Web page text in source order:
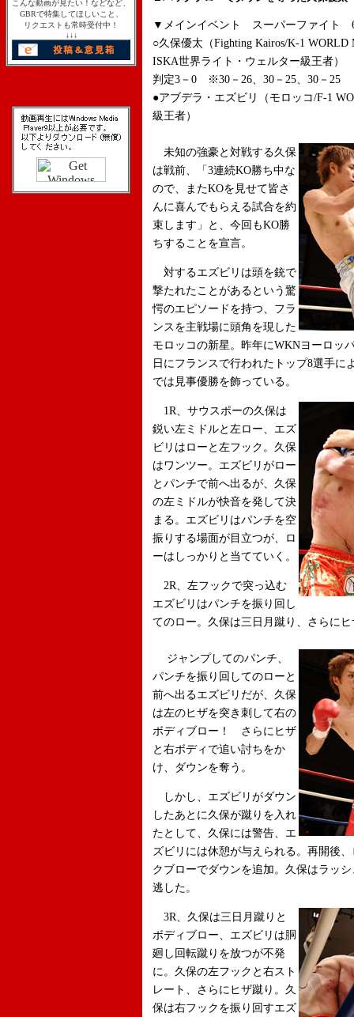
こんな動画が見たい！などなど、
GBRで特集してほしいこと、
リクエストも常時受付中！
↓↓↓
▼メインイベント スーパーファイト
○久保優太（Fighting Kairos/K-1 WORLD
ISKA世界ライト・ウェルター級王者）
判定3－0 ※30－26、30－25、30－25
●アブデラ・エズビリ（モロッコ/F-1
級王者）
未知の強豪と対戦する久保
は戦前、「3連続KO勝ち中な
ので、またKOを見せて皆さ
んに喜んでもらえる試合を約
束します」と、今回もKO勝
ちすることを宣言。
対するエズビリは頭を銃で
撃たれたことがあるという驚
愕のエピソードを持つ、フラ
ンスを主戦場に頭角を現した
モロッコの新星。昨年にWKNヨーロッ
日にフランスで行われたトップ8選手に
では見事優勝を飾っている。
1R、サウスポーの久保は
鋭い左ミドルと左ロー、エズ
ビリはローと左フック。久保
はワンツー。エズビリがロー
とパンチで前へ出るが、久保
の左ミドルが快音を発して決
まる。エズビリはパンチを空
振りする場面が目立つが、ロ
ーはしっかりと当てていく。
2R、左フックで突っ込む
エズビリはパンチを振り回し
てのロー。久保は三日月蹴り、さらに
ジャンプしてのパンチ、
パンチを振り回してのローと
前へ出るエズビリだが、久保
は左のヒザを突き刺して右の
ボディブロー！ さらにヒザ
と右ボディで追い討ちをか
け、ダウンを奪う。
しかし、エズビリがダウン
したあとに久保が蹴りを入れ
たとして、久保には警告、エ
ズビリには休憩が与えられる。再開後
クブローでダウンを追加。久保はラッ
逃した。
3R、久保は三日月蹴りと
ボディブロー、エズビリは胴
廻し回転蹴りを放つが不発
に。久保の左フックと右スト
レート、さらにヒザ蹴り。久
保は右フックを振り回すエズ